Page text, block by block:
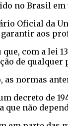
no Brasil
Oficial da
aos
com a lei
de qualquer
as normas
decreto de
que não